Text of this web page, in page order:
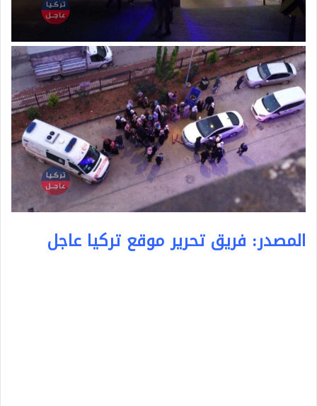
المصدر: فريق تحرير موقع تركيا عاجل